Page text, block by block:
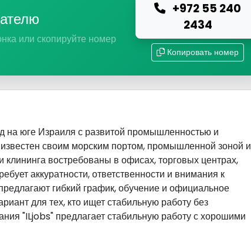
или скопируйте номер
+972 55 240
2434
Копировать номер
юге Израиля с развитой промышленностью и
своим морским портом, промышленной зоной и
клининга востребованы в офисах, торговых центрах,
аккуратности, ответственности и внимания к
гибкий график, обучение и официальное
для тех, кто ищет стабильную работу без
"ILjobs" предлагает стабильную работу с хорошими